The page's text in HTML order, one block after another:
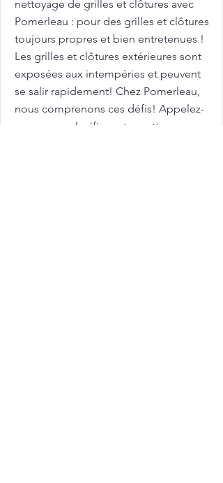
nettoyage de grilles et clôtures avec
Pomerleau : pour des grilles et clôtures
toujours propres et bien entretenues !
Les grilles et clôtures extérieures sont
exposées aux intempéries et peuvent
se salir rapidement! Chez Pomerleau,
nous comprenons ces défis! Appelez-
nous pour planifier votre nettoyage en